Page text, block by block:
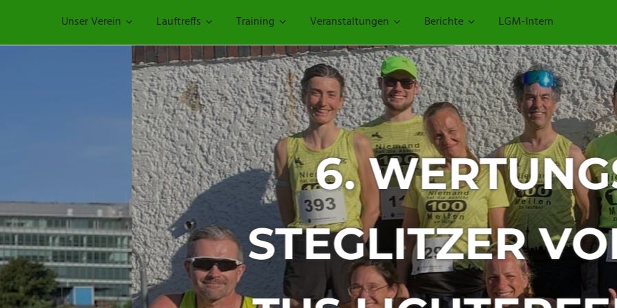
Unser Verein Lauftreffs Training Veranstaltungen Berichte LGM-Intern
– 29.
VOLKSLAUF VOM